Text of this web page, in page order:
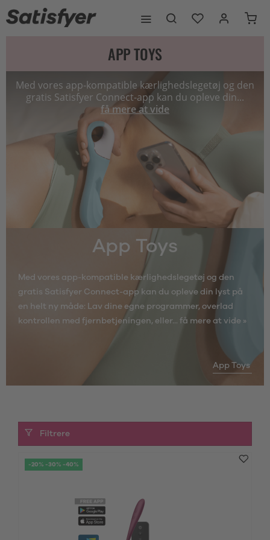
APP TOYS
Med vores app-kompatible kærlighedslegetøj og den
gratis Satisfyer Connect-app kan du opleve din...
få mere at vide
App Toys
Med vores app-kompatible kærlighedslegetøj og den
gratis Satisfyer Connect-app kan du opleve din lyst på
en helt ny måde: Lav dine egne programmer, overlad
kontrollen med fjernbetjeningen, eller... få mere at vide »
App Toys
Filtrere
-20% -30% -40%